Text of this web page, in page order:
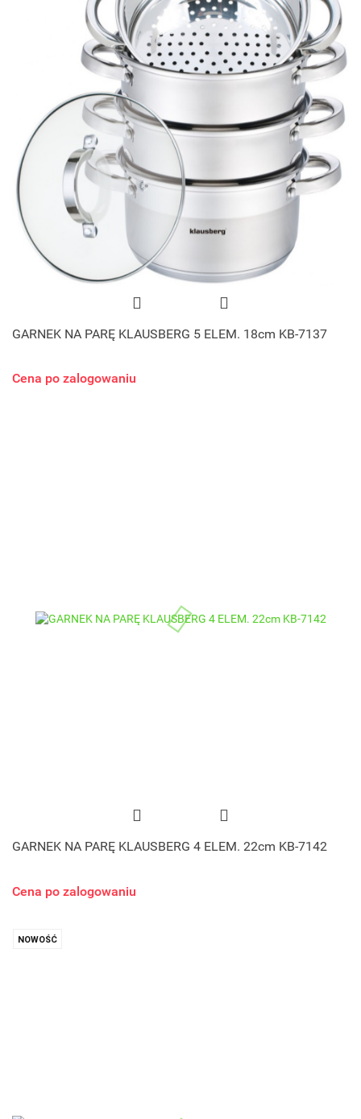
GARNEK NA PARĘ KLAUSBERG 5 ELEM. 18cm KB-7137
Cena po zalogowaniu
GARNEK NA PARĘ KLAUSBERG 4 ELEM. 22cm KB-7142
Cena po zalogowaniu
NOWOŚĆ